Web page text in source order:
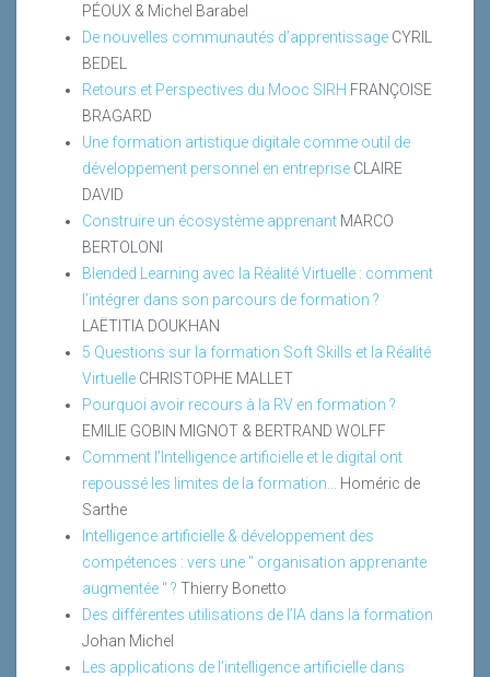
PÉOUX & Michel Barabel
De nouvelles communautés d’apprentissage CYRIL
BEDEL
Retours et Perspectives du Mooc SIRH FRANÇOISE
BRAGARD
Une formation artistique digitale comme outil de
développement personnel en entreprise CLAIRE
DAVID
Construire un écosystème apprenant MARCO
BERTOLONI
Blended Learning avec la Réalité Virtuelle : comment
l’intégrer dans son parcours de formation ?
LAËTITIA DOUKHAN
5 Questions sur la formation Soft Skills et la Réalité
Virtuelle CHRISTOPHE MALLET
Pourquoi avoir recours à la RV en formation ?
EMILIE GOBIN MIGNOT & BERTRAND WOLFF
Comment l’Intelligence artificielle et le digital ont
repoussé les limites de la formation...
Homéric de
Sarthe
Intelligence artificielle & développement des
compétences : vers une " organisation apprenante
augmentée " ? Thierry Bonetto
Des différentes utilisations de l’IA dans la formation
Johan Michel
Les applications de l’intelligence artificielle dans